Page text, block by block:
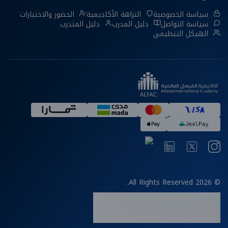
سياسة الخصوصية النزاهة الأكاديمية الحضور والاختبارات
سياسة التواصل دليل المدرب دليل المتدرب
الهيكل التنظيمي
© 2026 All Rights Reserved.